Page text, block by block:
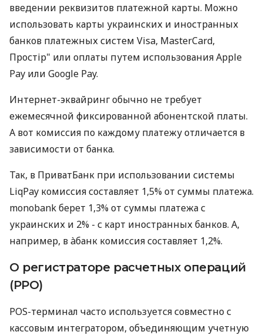
введении реквизитов платежной карты. Можно
использовать карты украинских и иностранных
банков платежных систем Visa, MasterCard,
Простір" или оплаты путем использования Apple
Pay или Google Pay.
Интернет-эквайринг обычно не требует
ежемесячной фиксированной абонентской платы.
А вот комиссия по каждому платежу отличается в
зависимости от банка.
Так, в ПриватБанк при использовании системы
LiqPay комиссия составляет 1,5% от суммы платежа.
monobank берет 1,3% от суммы платежа с
украинских и 2% - с карт иностранных банков. А,
например, в àбанк комиссия составляет 1,2%.
О регистраторе расчетных операций
(РРО)
POS-терминал часто используется совместно с
кассовым интегратором, объединяющим учетную